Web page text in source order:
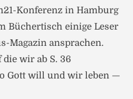
Konferenz in Hamburg
Büchertisch einige Leser
Magazin ansprachen.
wir ab S. 36
Gott will und wir leben —